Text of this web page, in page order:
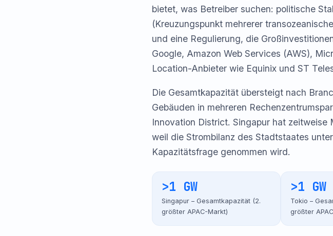
bietet, was Betreiber suchen: politische
(Kreuzungspunkt mehrerer
und eine Regulierung, die
Google, Amazon Web Services (AWS),
Location-Anbieter wie Equinix und ST
Die Gesamtkapazität übersteigt nach
Gebäuden in mehreren
Innovation District. Singapur hat
weil die Strombilanz des Stadtstaates
Kapazitätsfrage genommen wird.
>1 GW
Singapur – Gesamtkapazität (2.
größter APAC-Markt)
>1 GW
Tokio –
größter